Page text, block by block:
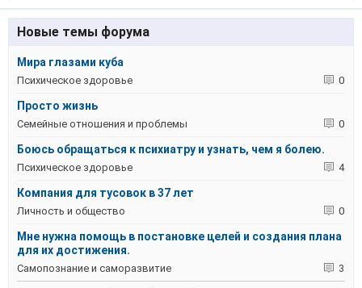
Новые темы форума
Мира глазами куба
Психическое здоровье 0
Просто жизнь
Семейные отношения и проблемы 0
Боюсь обращаться к психиатру и узнать, чем я болею.
Психическое здоровье 4
Компания для тусовок в 37 лет
Личность и общество 0
Мне нужна помощь в постановке целей и создания плана
для их достижения.
Самопознание и саморазвитие 3